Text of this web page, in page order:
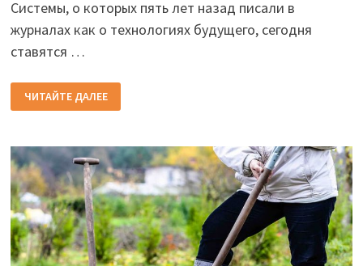
Системы, о которых пять лет назад писали в
журналах как о технологиях будущего, сегодня
ставятся …
ПОД
КАПОТОМ
ТРЕНДЫ
АВТОМОБИЛЬНОЙ
ЗАЩИТЫ
В
2026
ГОДУ
ЧИТАЙТЕ ДАЛЕЕ